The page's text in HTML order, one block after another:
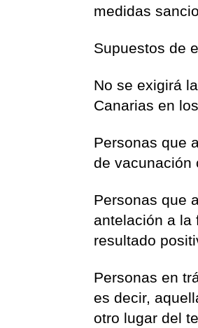
medidas
Supuestos de
No se exigirá
Canarias en
Personas que
de vacunación
Personas que
antelación a la
resultado
Personas en
es decir,
otro lugar del